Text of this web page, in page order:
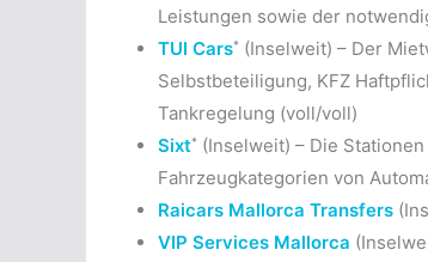
Leistungen sowie der
TUI Cars* (Inselweit) – Der
Selbstbeteiligung, KFZ
Tankregelung (voll/voll)
Sixt* (Inselweit) – Die
Fahrzeugkategorien von
Raicars Mallorca Transfers
VIP Services Mallorca